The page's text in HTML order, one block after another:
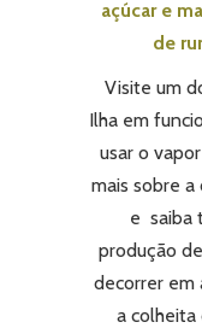
açúcar e
de
Visite um
Ilha em
usar o
mais sobre a
e saiba
produção
decorrer em
a colheita